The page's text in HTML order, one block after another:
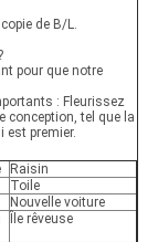
de B/L.
pour que notre
: Fleurissez
conception, tel que la
est premier.
Raisin
Toile
Nouvelle voiture
Île rêveuse